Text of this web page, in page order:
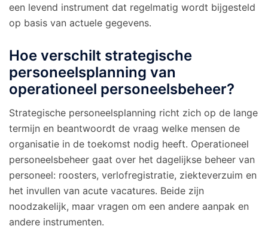
een levend instrument dat regelmatig wordt bijgesteld
op basis van actuele gegevens.
Hoe verschilt strategische
personeelsplanning van
operationeel personeelsbeheer?
Strategische personeelsplanning richt zich op de lange
termijn en beantwoordt de vraag welke mensen de
organisatie in de toekomst nodig heeft. Operationeel
personeelsbeheer gaat over het dagelijkse beheer van
personeel: roosters, verlofregistratie, ziekteverzuim en
het invullen van acute vacatures. Beide zijn
noodzakelijk, maar vragen om een andere aanpak en
andere instrumenten.